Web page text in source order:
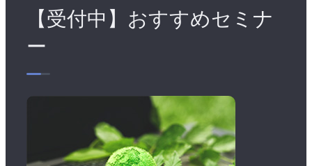
【受付中】おすすめセミナ
ー